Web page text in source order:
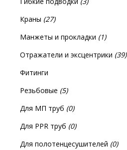
Краны (27)
Манжеты и прокладки (1)
Отражатели и эксцентрики (39)
Фитинги
Резьбовые (5)
Для МП труб (0)
Для PPR труб (0)
Для полотенцесушителей (0)